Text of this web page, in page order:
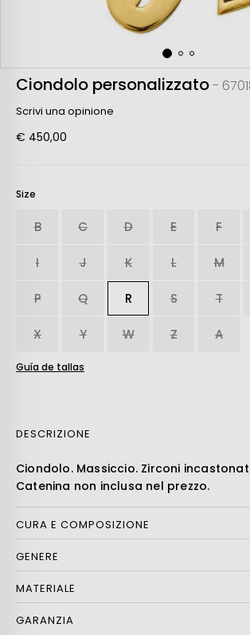
Ciondolo personalizzato-
Scrivi una opinione
€ 450,00
Size
B C D E F
I J K L M
P Q R S T
X Y W Z A
Guía de tallas
DESCRIZIONE
Ciondolo. Massiccio. Zirconi
Catenina non inclusa nel prezzo.
CURA E COMPOSIZIONE
GENERE
MATERIALE
GARANZIA